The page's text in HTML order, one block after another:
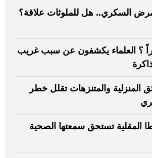
مرض السكري.. هل للملوثات علاقة؟
؟ العلماء يكشفون عن سبب غريب
المنزلية والمتنزهات تقلل خطر
المقلية تستحق سمعتها الصحية